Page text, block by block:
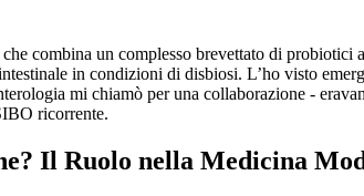
combina un complesso brevettato di
in condizioni di disbiosi. L’ho visto
mi chiamò per una collaborazione -
ricorrente.
Il Ruolo nella Medicina